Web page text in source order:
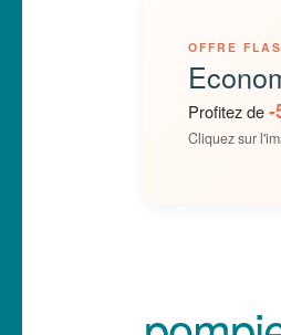
OFFRE
Profitez de-
Cliquez sur